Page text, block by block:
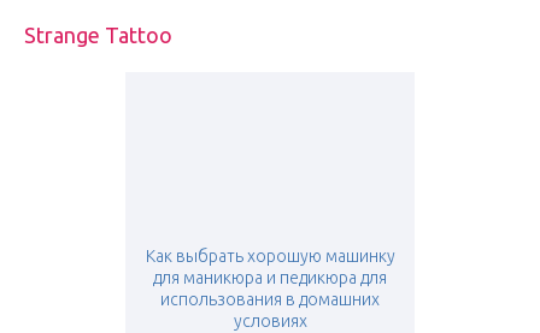
Strange Tattoo
Как выбрать хорошую машинку
для маникюра и педикюра для
использования в домашних
условиях